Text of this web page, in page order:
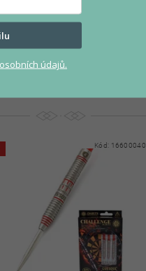
CUESOUL GLORY RED 85%
Kód: 16600040
údajů.